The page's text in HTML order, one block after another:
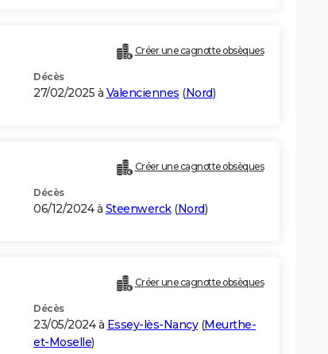
Créer une cagnotte obsèques
Décès
27/02/2025 à Valenciennes (Nord)
Créer une cagnotte obsèques
Décès
06/12/2024 à Steenwerck(Nord)
Créer une cagnotte obsèques
Décès
23/05/2024 à Essey-lès-Nancy(Meurthe-
et-Moselle)